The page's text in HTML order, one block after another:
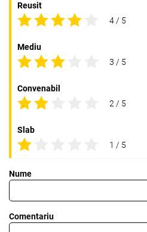
Reusit
4 / 5
Mediu
3 / 5
Convenabil
2 / 5
Slab
1 / 5
Nume
Comentariu